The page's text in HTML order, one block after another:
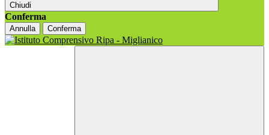
Chiudi
Conferma
Annulla Conferma